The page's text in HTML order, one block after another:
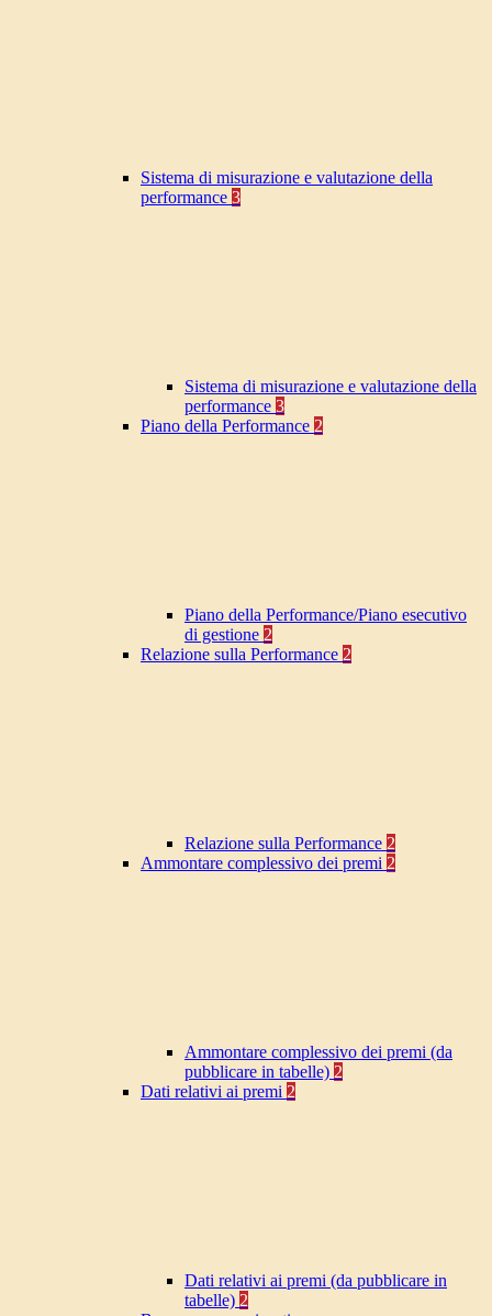
Sistema di misurazione e valutazione della
performance 3
Sistema di misurazione e valutazione della
performance 3
Piano della Performance 2
Piano della Performance/Piano esecutivo
di gestione 2
Relazione sulla Performance 2
Relazione sulla Performance 2
Ammontare complessivo dei premi 2
Ammontare complessivo dei premi (da
pubblicare in tabelle) 2
Dati relativi ai premi 2
Dati relativi ai premi (da pubblicare in
tabelle) 2